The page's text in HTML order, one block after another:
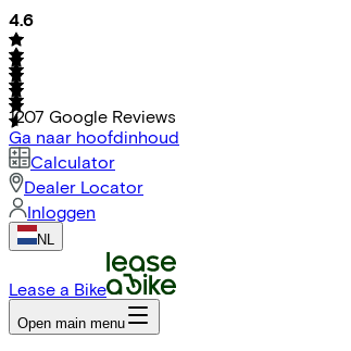
4.6
1207 Google Reviews
Ga naar hoofdinhoud
Calculator
Dealer Locator
Inloggen
NL
Lease a Bike
Open main menu